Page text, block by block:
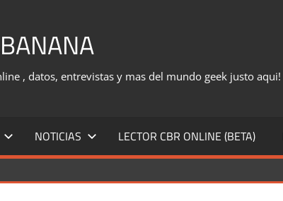
, datos, entrevistas y mas del mundo geek justo aqui!
NOTICIAS LECTOR CBR ONLINE (BETA)